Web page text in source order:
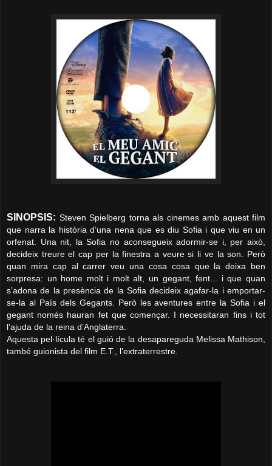
SINOPSIS: Steven Spielberg torna als cinemes amb aquest film
que narra la història d’una nena que es diu Sofia i que viu en un
orfenat. Una nit, la Sofia no aconsegueix adormir-se i, per això,
decideix treure el cap per la finestra a veure si li ve la son. Però
quan mira cap al carrer veu una cosa cosa que la deixa ben
sorpresa: un home molt i molt alt, un gegant, fent... i que quan
s’adona de la presència de la Sofia decideix agafar-la i emportar-
se-la al País dels Gegants. Però les aventures entre la Sofia i el
gegant només hauran fet que començar. I necessitaran fins i tot
l’ajuda de la reina d’Anglaterra.
Aquesta pel·lícula té el guió de la desapareguda Melissa Mathison,
també guionista del film E.T., l’extraterrestre.